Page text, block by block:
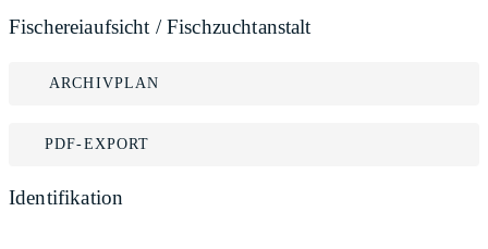
Fischereiaufsicht / Fischzuchtanstalt
ARCHIVPLAN
PDF-EXPORT
Identifikation